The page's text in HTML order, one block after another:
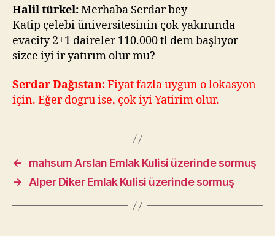
üzerinden
sormuş
Halil türkel:Merhaba Serdar bey
Katip çelebi üniversitesinin çok yakınında
evacity 2+1 daireler 110.000 tl dem başlıyor
sizce iyi ir yatırım olur mu?
Serdar Dağıstan:Fiyat fazla uygun o lokasyon
için. Eğer dogru ise, çok iyi Yatirim olur.
←
mahsum Arslan Emlak Kulisi üzerinde sormuş
→
Alper Diker Emlak Kulisi üzerinde sormuş